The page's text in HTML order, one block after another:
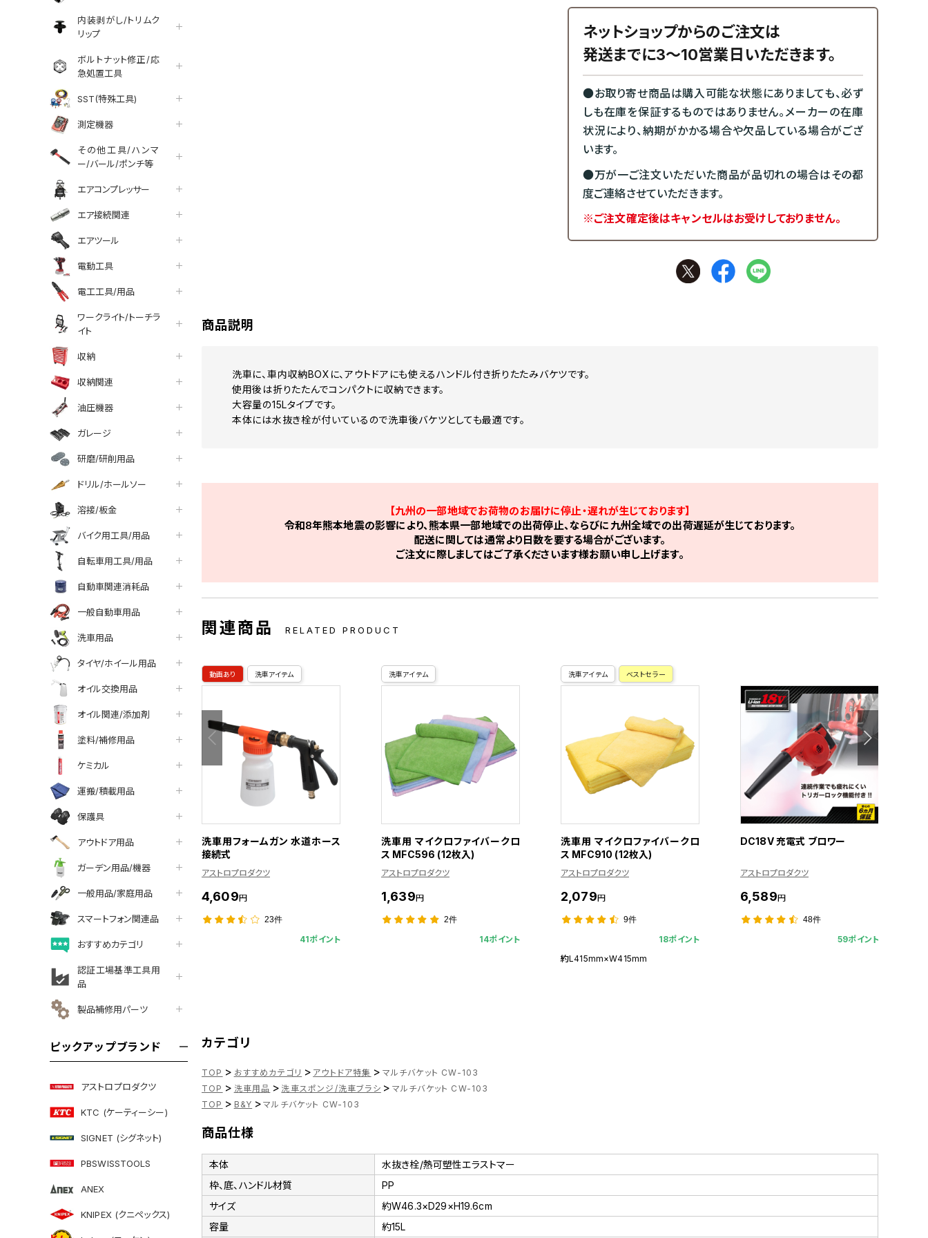
内装剥がし/トリムク
リップ
ボルトナット修正/応
急処置工具
SST(特殊工具)
測定機器
その他工具/ハンマ
ー/バール/ポンチ等
エアコンプレッサー
エア接続関連
エアツール
電動工具
電工工具/用品
ワークライト/トーチラ
イト
収納
収納関連
油圧機器
ガレージ
研磨/研削用品
ドリル/ホールソー
溶接/板金
バイク用工具/用品
自転車用工具/用品
自動車関連消耗品
一般自動車用品
洗車用品
タイヤ/ホイール用品
オイル交換用品
オイル関連/添加剤
塗料/補修用品
ケミカル
運搬/積載用品
保護具
アウトドア用品
ガーデン用品/機器
一般用品/家庭用品
スマートフォン関連品
おすすめカテゴリ
認証工場基準工具用
品
製品補修用パーツ
ピックアップブランド
アストロプロダクツ
KTC (ケーティーシー)
SIGNET (シグネット)
PBSWISSTOOLS
ANEX
KNIPEX (クニペックス)
ネットショップからのご注文は
発送までに3～10営業日いただきます。
●お取り寄せ商品は購入可能な状態にありましても、必ず
しも在庫を保証するものではありません。メーカーの在庫
状況により、納期がかかる場合や欠品している場合がござ
います。
●万が一ご注文いただいた商品が品切れの場合はその都
度ご連絡させていただきます。
※ご注文確定後はキャンセルはお受けしておりません。
facebook
line
商品説明
洗車に、車内収納BOXに、アウトドアにも使えるハンドル付き折りたたみバケツです。
使用後は折りたたんでコンパクトに収納できます。
大容量の15Lタイプです。
本体には水抜き栓が付いているので洗車後バケツとしても最適です。
【九州の一部地域でお荷物のお届けに停止・遅れが生じております】
令和8年熊本地震の影響により、熊本県一部地域での出荷停止、ならびに九州全域での出荷遅延が生じております。
配送に関しては通常より日数を要する場合がございます。
ご注文に際しましてはご了承くださいます様お願い申し上げます。
関連商品 RELATED PRODUCT
動画あり 洗車アイテム
洗車用フォームガン 水道ホース
接続式
アストロプロダクツ
4,609円
23件
41ポイント
洗車アイテム
洗車用 マイクロファイバークロ
ス MFC596 (12枚入)
アストロプロダクツ
1,639円
2件
14ポイント
洗車アイテム ベストセラー
洗車用 マイクロファイバークロ
ス MFC910 (12枚入)
アストロプロダクツ
2,079円
9件
18ポイント
約L415mm×W415mm
DC18V 充電式 ブロワー
アストロプロダクツ
6,589円
48件
59ポイント
カテゴリ
TOP > おすすめカテゴリ > アウトドア特集 > マルチバケット CW-103
TOP > 洗車用品 > 洗車スポンジ/洗車ブラシ > マルチバケット CW-103
TOP > B&Y > マルチバケット CW-103
商品仕様
本体
水抜き栓/熱可塑性エラストマー
枠、底、ハンドル材質
PP
サイズ
約W46.3×D29×H19.6cm
容量
約15L